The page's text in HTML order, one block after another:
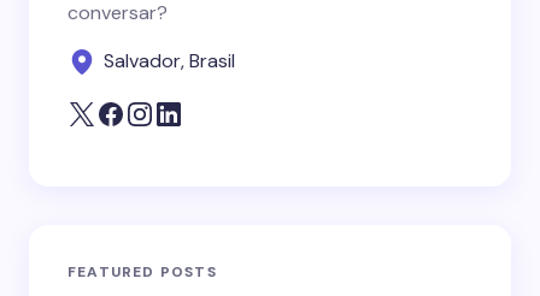
conversar?
Salvador, Brasil
FEATURED POSTS